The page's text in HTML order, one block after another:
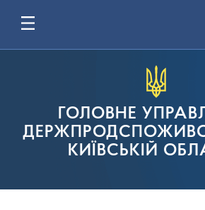
ГОЛОВНЕ
КИЇВСЬКІЙ